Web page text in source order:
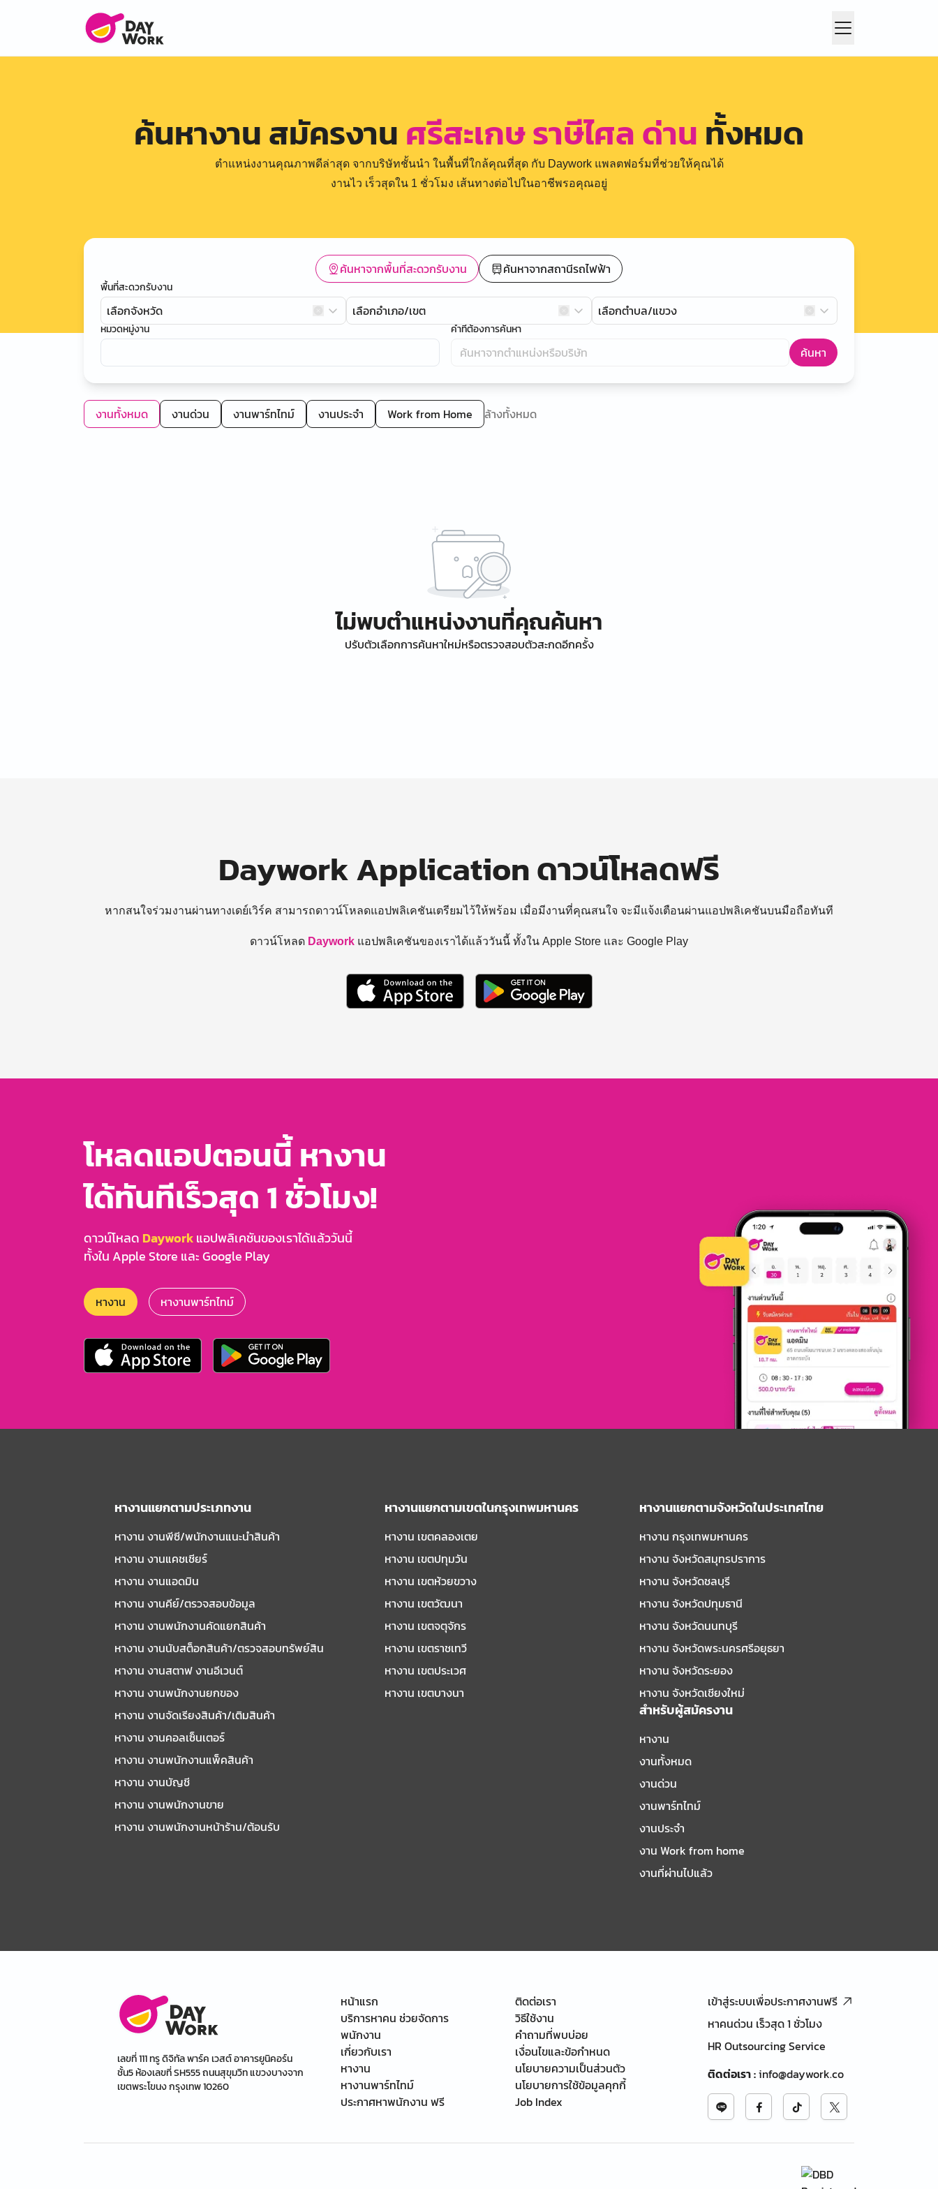
ค้นหางาน สมัครงาน ศรีสะเกษ ราษีไศล ด่าน ทั้งหมด
ตำแหน่งงานคุณภาพดีล่าสุด จากบริษัทชั้นนำ ในพื้นที่ใกล้คุณที่สุด กับ Daywork แพลตฟอร์มที่ช่วยให้คุณได้
งานไว เร็วสุดใน 1 ชั่วโมง เส้นทางต่อไปในอาชีพรอคุณอยู่
ค้นหาจากพื้นที่สะดวกรับงาน ค้นหาจากสถานีรถไฟฟ้า
พื้นที่สะดวกรับงาน
เลือกจังหวัด เลือกอำเภอ/เขต เลือกตำบล/แขวง
หมวดหมู่งาน คำที่ต้องการค้นหา
ค้นหา
งานทั้งหมด งานด่วน งานพาร์ทไทม์ งานประจำ Work from Home ล้างทั้งหมด
ไม่พบตำแหน่งงานที่คุณค้นหา
ปรับตัวเลือกการค้นหาใหม่หรือตรวจสอบตัวสะกดอีกครั้ง
Daywork Application ดาวน์โหลดฟรี
หากสนใจร่วมงานผ่านทางเดย์เวิร์ค สามารถดาวน์โหลดแอปพลิเคชันเตรียมไว้ให้พร้อม เมื่อมีงานที่คุณสนใจ จะมีแจ้งเตือนผ่านแอปพลิเคชันบนมือถือทันที
ดาวน์โหลด Daywork แอปพลิเคชันของเราได้แล้ววันนี้ ทั้งใน Apple Store และ Google Play
โหลดแอปตอนนี้ หางาน
ได้ทันทีเร็วสุด 1 ชั่วโมง!
ดาวน์โหลด Dayworkแอปพลิเคชันของเราได้แล้ววันนี้
ทั้งใน Apple Store และ Google Play
หางาน หางานพาร์ทไทม์
หางานแยกตามประเภทงาน
หางาน งานพีซี/พนักงานแนะนําสินค้า
หางาน งานแคชเชียร์
หางาน งานแอดมิน
หางาน งานคีย์/ตรวจสอบข้อมูล
หางาน งานพนักงานคัดแยกสินค้า
หางาน งานนับสต็อกสินค้า/ตรวจสอบทรัพย์สิน
หางาน งานสตาฟ งานอีเวนต์
หางาน งานพนักงานยกของ
หางาน งานจัดเรียงสินค้า/เติมสินค้า
หางาน งานคอลเซ็นเตอร์
หางาน งานพนักงานแพ็คสินค้า
หางาน งานบัญชี
หางาน งานพนักงานขาย
หางาน งานพนักงานหน้าร้าน/ต้อนรับ
หางานแยกตามเขตในกรุงเทพมหานคร
หางาน เขตคลองเตย
หางาน เขตปทุมวัน
หางาน เขตห้วยขวาง
หางาน เขตวัฒนา
หางาน เขตจตุจักร
หางาน เขตราชเทวี
หางาน เขตประเวศ
หางาน เขตบางนา
หางานแยกตามจังหวัดในประเทศไทย
หางาน กรุงเทพมหานคร
หางาน จังหวัดสมุทรปราการ
หางาน จังหวัดชลบุรี
หางาน จังหวัดปทุมธานี
หางาน จังหวัดนนทบุรี
หางาน จังหวัดพระนครศรีอยุธยา
หางาน จังหวัดระยอง
หางาน จังหวัดเชียงใหม่
สำหรับผู้สมัครงาน
หางาน
งานทั้งหมด
งานด่วน
งานพาร์ทไทม์
งานประจำ
งาน Work from home
งานที่ผ่านไปแล้ว
เลขที่ 111 ทรู ดิจิทัล พาร์ค เวสต์ อาคารยูนิคอร์น
ชั้น5 ห้องเลขที่ SH555 ถนนสุขุมวิท แขวงบางจาก
เขตพระโขนง กรุงเทพ 10260
หน้าแรก
บริการหาคน ช่วยจัดการ
พนักงาน
เกี่ยวกับเรา
หางาน
หางานพาร์ทไทม์
ประกาศหาพนักงาน ฟรี
ติดต่อเรา
วิธีใช้งาน
คำถามที่พบบ่อย
เงื่อนไขและข้อกำหนด
นโยบายความเป็นส่วนตัว
นโยบายการใช้ข้อมูลคุกกี้
Job Index
เข้าสู่ระบบเพื่อประกาศงานฟรี
หาคนด่วน เร็วสุด 1 ชั่วโมง
HR Outsourcing Service
ติดต่อเรา:info@daywork.co